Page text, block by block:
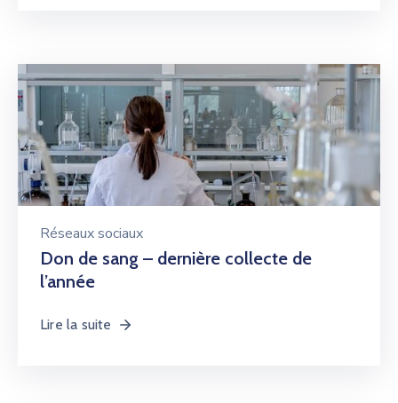
Réseaux sociaux
Don de sang – dernière collecte de
l’année
Lire la suite